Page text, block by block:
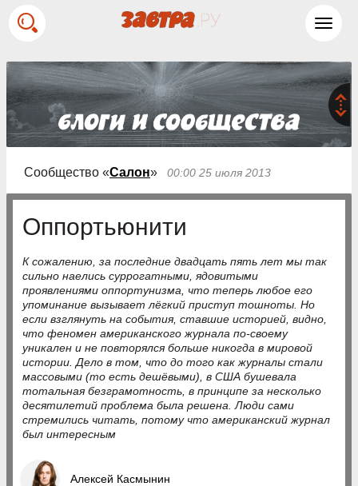
Сообщество «Салон» 00:00 25 июля 2013
Оппортьюнити
К сожалению, за последние двадцать пять лет мы так
сильно наелись суррогатными, ядовитыми
проявлениями оппортунизма, что теперь любое его
упоминание вызывает лёгкий приступ тошноты. Но
если взглянуть на события, ставшие историей, видно,
что феномен американского журнала по-своему
уникален и не повторялся больше никогда в мировой
истории. Дело в том, что до того как журналы стали
массовыми (то есть дешёвыми), в США бушевала
тотальная безграмотность, в принципе за несколько
десятилетий проблема была решена. Люди сами
стремились читать, потому что американский журнал
был интересным
Алексей Касмынин